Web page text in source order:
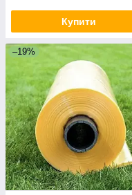
Купити
–19%